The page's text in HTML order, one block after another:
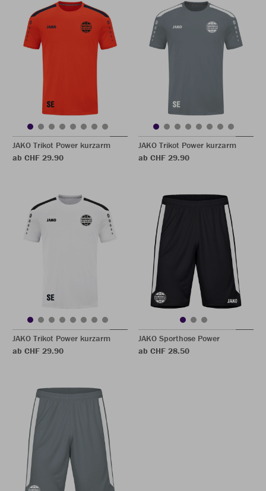
JAKO Trikot Power kurzarm
ab CHF 29.90
JAKO Trikot Power kurzarm
ab CHF 29.90
JAKO Trikot Power kurzarm
ab CHF 29.90
JAKO Sporthose Power
ab CHF 28.50